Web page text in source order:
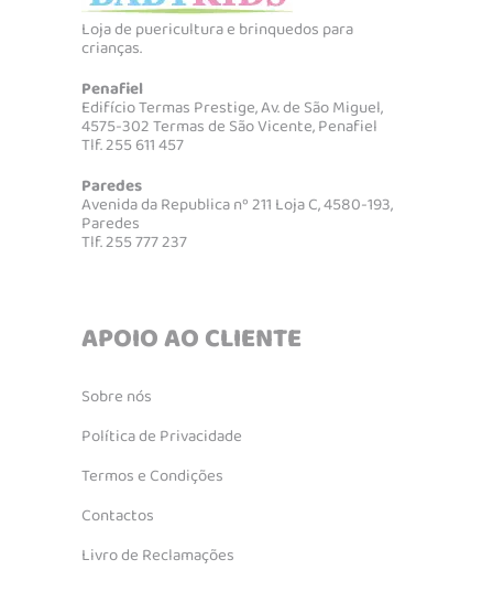
Loja de puericultura e brinquedos para
crianças.
Penafiel
Edifício Termas Prestige, Av. de São Miguel,
4575-302 Termas de São Vicente, Penafiel
Tlf. 255 611 457
Paredes
Avenida da Republica nº 211 Loja C, 4580-193,
Paredes
Tlf. 255 777 237
APOIO AO CLIENTE
Sobre nós
Política de Privacidade
Termos e Condições
Contactos
Livro de Reclamações